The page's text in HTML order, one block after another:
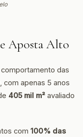
Aposta Alto
das
, com apenas 5 anos
405 mil m² avaliado
com 100% das